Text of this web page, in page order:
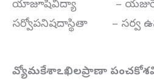
యాజూషీవిద్యా –
సర్వోపనిషదాస్థితా – సర్వ
వ్యోమకేశాఽఖిలప్రాణా